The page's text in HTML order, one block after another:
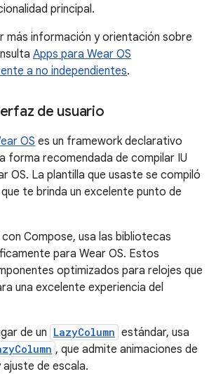
principal.
más información y orientación sobre
Apps para Wear OS
a no independientes.
de usuario
OS es un framework declarativo
forma recomendada de compilar IU
OS. La plantilla que usaste se compiló
te brinda un excelente punto de
Compose, usa las bibliotecas
para Wear OS. Estos
optimizados para relojes que
una excelente experiencia del
de un LazyColumn estándar, usa
, que admite animaciones de
de escala.